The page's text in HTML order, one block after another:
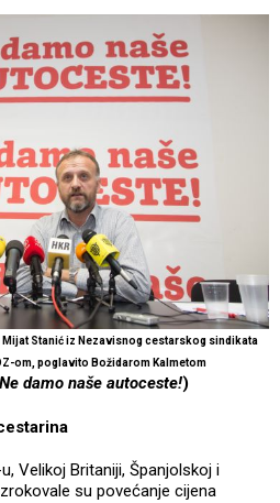
Stanić iz Nezavisnog cestarskog sindikata
om, poglavito Božidarom Kalmetom
Ne damo naše autoceste!)
Velikoj Britaniji, Španjolskoj i
su povećanje cijena